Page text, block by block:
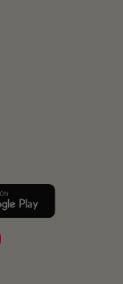
op TikTok
op op
Swipe4Work